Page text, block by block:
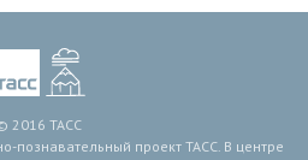
2016 ТАСС
познавательный проект ТАСС. В центре